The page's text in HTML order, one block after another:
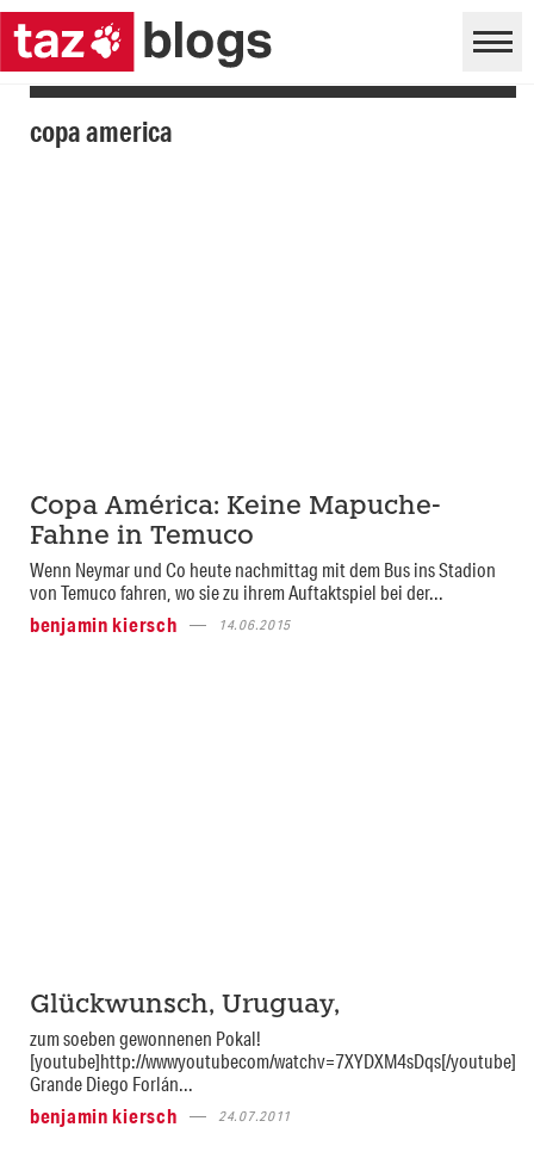
copa america
Copa América: Keine Mapuche-
Fahne in Temuco
Wenn Neymar und Co heute nachmittag mit dem Bus ins Stadion
von Temuco fahren, wo sie zu ihrem Auftaktspiel bei der...
benjamin kiersch
14.06.2015
Glückwunsch, Uruguay,
zum soeben gewonnenen Pokal!
[youtube]http://wwwyoutubecom/watchv=7XYDXM4sDqs[/youtube]
Grande Diego Forlán...
benjamin kiersch
24.07.2011